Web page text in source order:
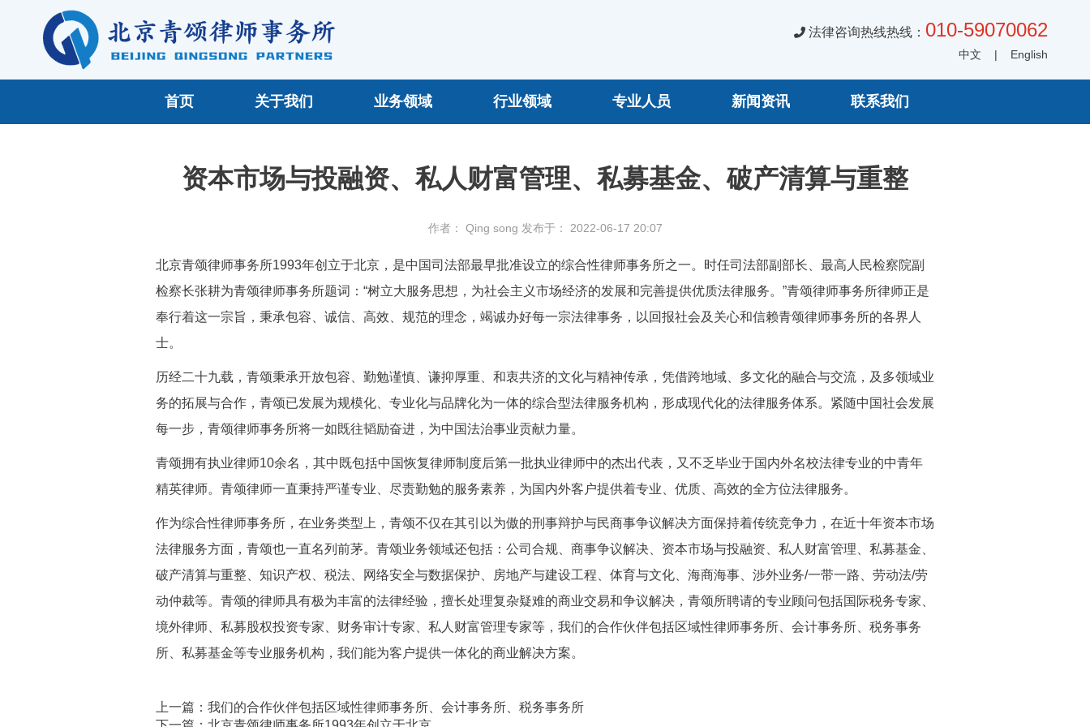
法律咨询热线热线： 010-59070062
中文 | English
首页 关于我们 业务领域 行业领域 专业人员 新闻资讯 联系我们
资本市场与投融资、私人财富管理、私募基金、破产清算与重整
作者： Qing song 发布于： 2022-06-17 20:07
北京青颂律师事务所1993年创立于北京，是中国司法部最早批准设立的综合性律师事务所之一。时任司法部副部长、最高人民检察院副
检察长张耕为青颂律师事务所题词：“树立大服务思想，为社会主义市场经济的发展和完善提供优质法律服务。”青颂律师事务所律师正是
奉行着这一宗旨，秉承包容、诚信、高效、规范的理念，竭诚办好每一宗法律事务，以回报社会及关心和信赖青颂律师事务所的各界人
士。
历经二十九载，青颂秉承开放包容、勤勉谨慎、谦抑厚重、和衷共济的文化与精神传承，凭借跨地域、多文化的融合与交流，及多领域业
务的拓展与合作，青颂已发展为规模化、专业化与品牌化为一体的综合型法律服务机构，形成现代化的法律服务体系。紧随中国社会发展
每一步，青颂律师事务所将一如既往韬励奋进，为中国法治事业贡献力量。
青颂拥有执业律师10余名，其中既包括中国恢复律师制度后第一批执业律师中的杰出代表，又不乏毕业于国内外名校法律专业的中青年
精英律师。青颂律师一直秉持严谨专业、尽责勤勉的服务素养，为国内外客户提供着专业、优质、高效的全方位法律服务。
作为综合性律师事务所，在业务类型上，青颂不仅在其引以为傲的刑事辩护与民商事争议解决方面保持着传统竞争力，在近十年资本市场
法律服务方面，青颂也一直名列前茅。青颂业务领域还包括：公司合规、商事争议解决、资本市场与投融资、私人财富管理、私募基金、
破产清算与重整、知识产权、税法、网络安全与数据保护、房地产与建设工程、体育与文化、海商海事、涉外业务/一带一路、劳动法/劳
动仲裁等。青颂的律师具有极为丰富的法律经验，擅长处理复杂疑难的商业交易和争议解决，青颂所聘请的专业顾问包括国际税务专家、
境外律师、私募股权投资专家、财务审计专家、私人财富管理专家等，我们的合作伙伴包括区域性律师事务所、会计事务所、税务事务
所、私募基金等专业服务机构，我们能为客户提供一体化的商业解决方案。
上一篇：我们的合作伙伴包括区域性律师事务所、会计事务所、税务事务所